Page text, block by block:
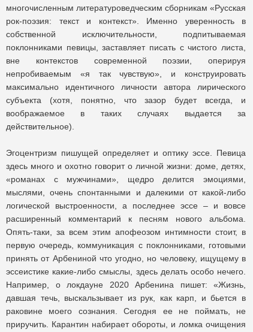
многочисленным литературоведческим сборникам «Русская
рок-поэзия: текст и контекст». Именно уверенность в
собственной исключительности, подпитываемая
поклонниками певицы, заставляет писать с чистого листа,
вне контекстов современной поэзии, оперируя
непробиваемым «я так чувствую», и конструировать
максимально идентичного личности автора лирического
субъекта (хотя, понятно, что зазор будет всегда, и
воображаемое в таких случаях выдается за
действительное).
Эгоцентризм пишущей определяет и оптику эссе. Певица
здесь много и охотно говорит о личной жизни: доме, детях,
«романах с мужчинами», щедро делится эмоциями,
мыслями, очень спонтанными и далекими от какой-либо
логической выстроенности, а последнее эссе ‒ и вовсе
расширенный комментарий к песням нового альбома.
Опять-таки, за всем этим апофеозом интимности стоит, в
первую очередь, коммуникация с поклонниками, готовыми
принять от Арбениной что угодно, но человеку, ищущему в
эссеистике какие-либо смыслы, здесь делать особо нечего.
Например, о локдауне 2020 Арбенина пишет: «Жизнь,
давшая течь, выскальзывает из рук, как карп, и бьется в
раковине моего сознания. Сегодня ее не поймать, не
приручить. Карантин набирает обороты, и ломка очищения